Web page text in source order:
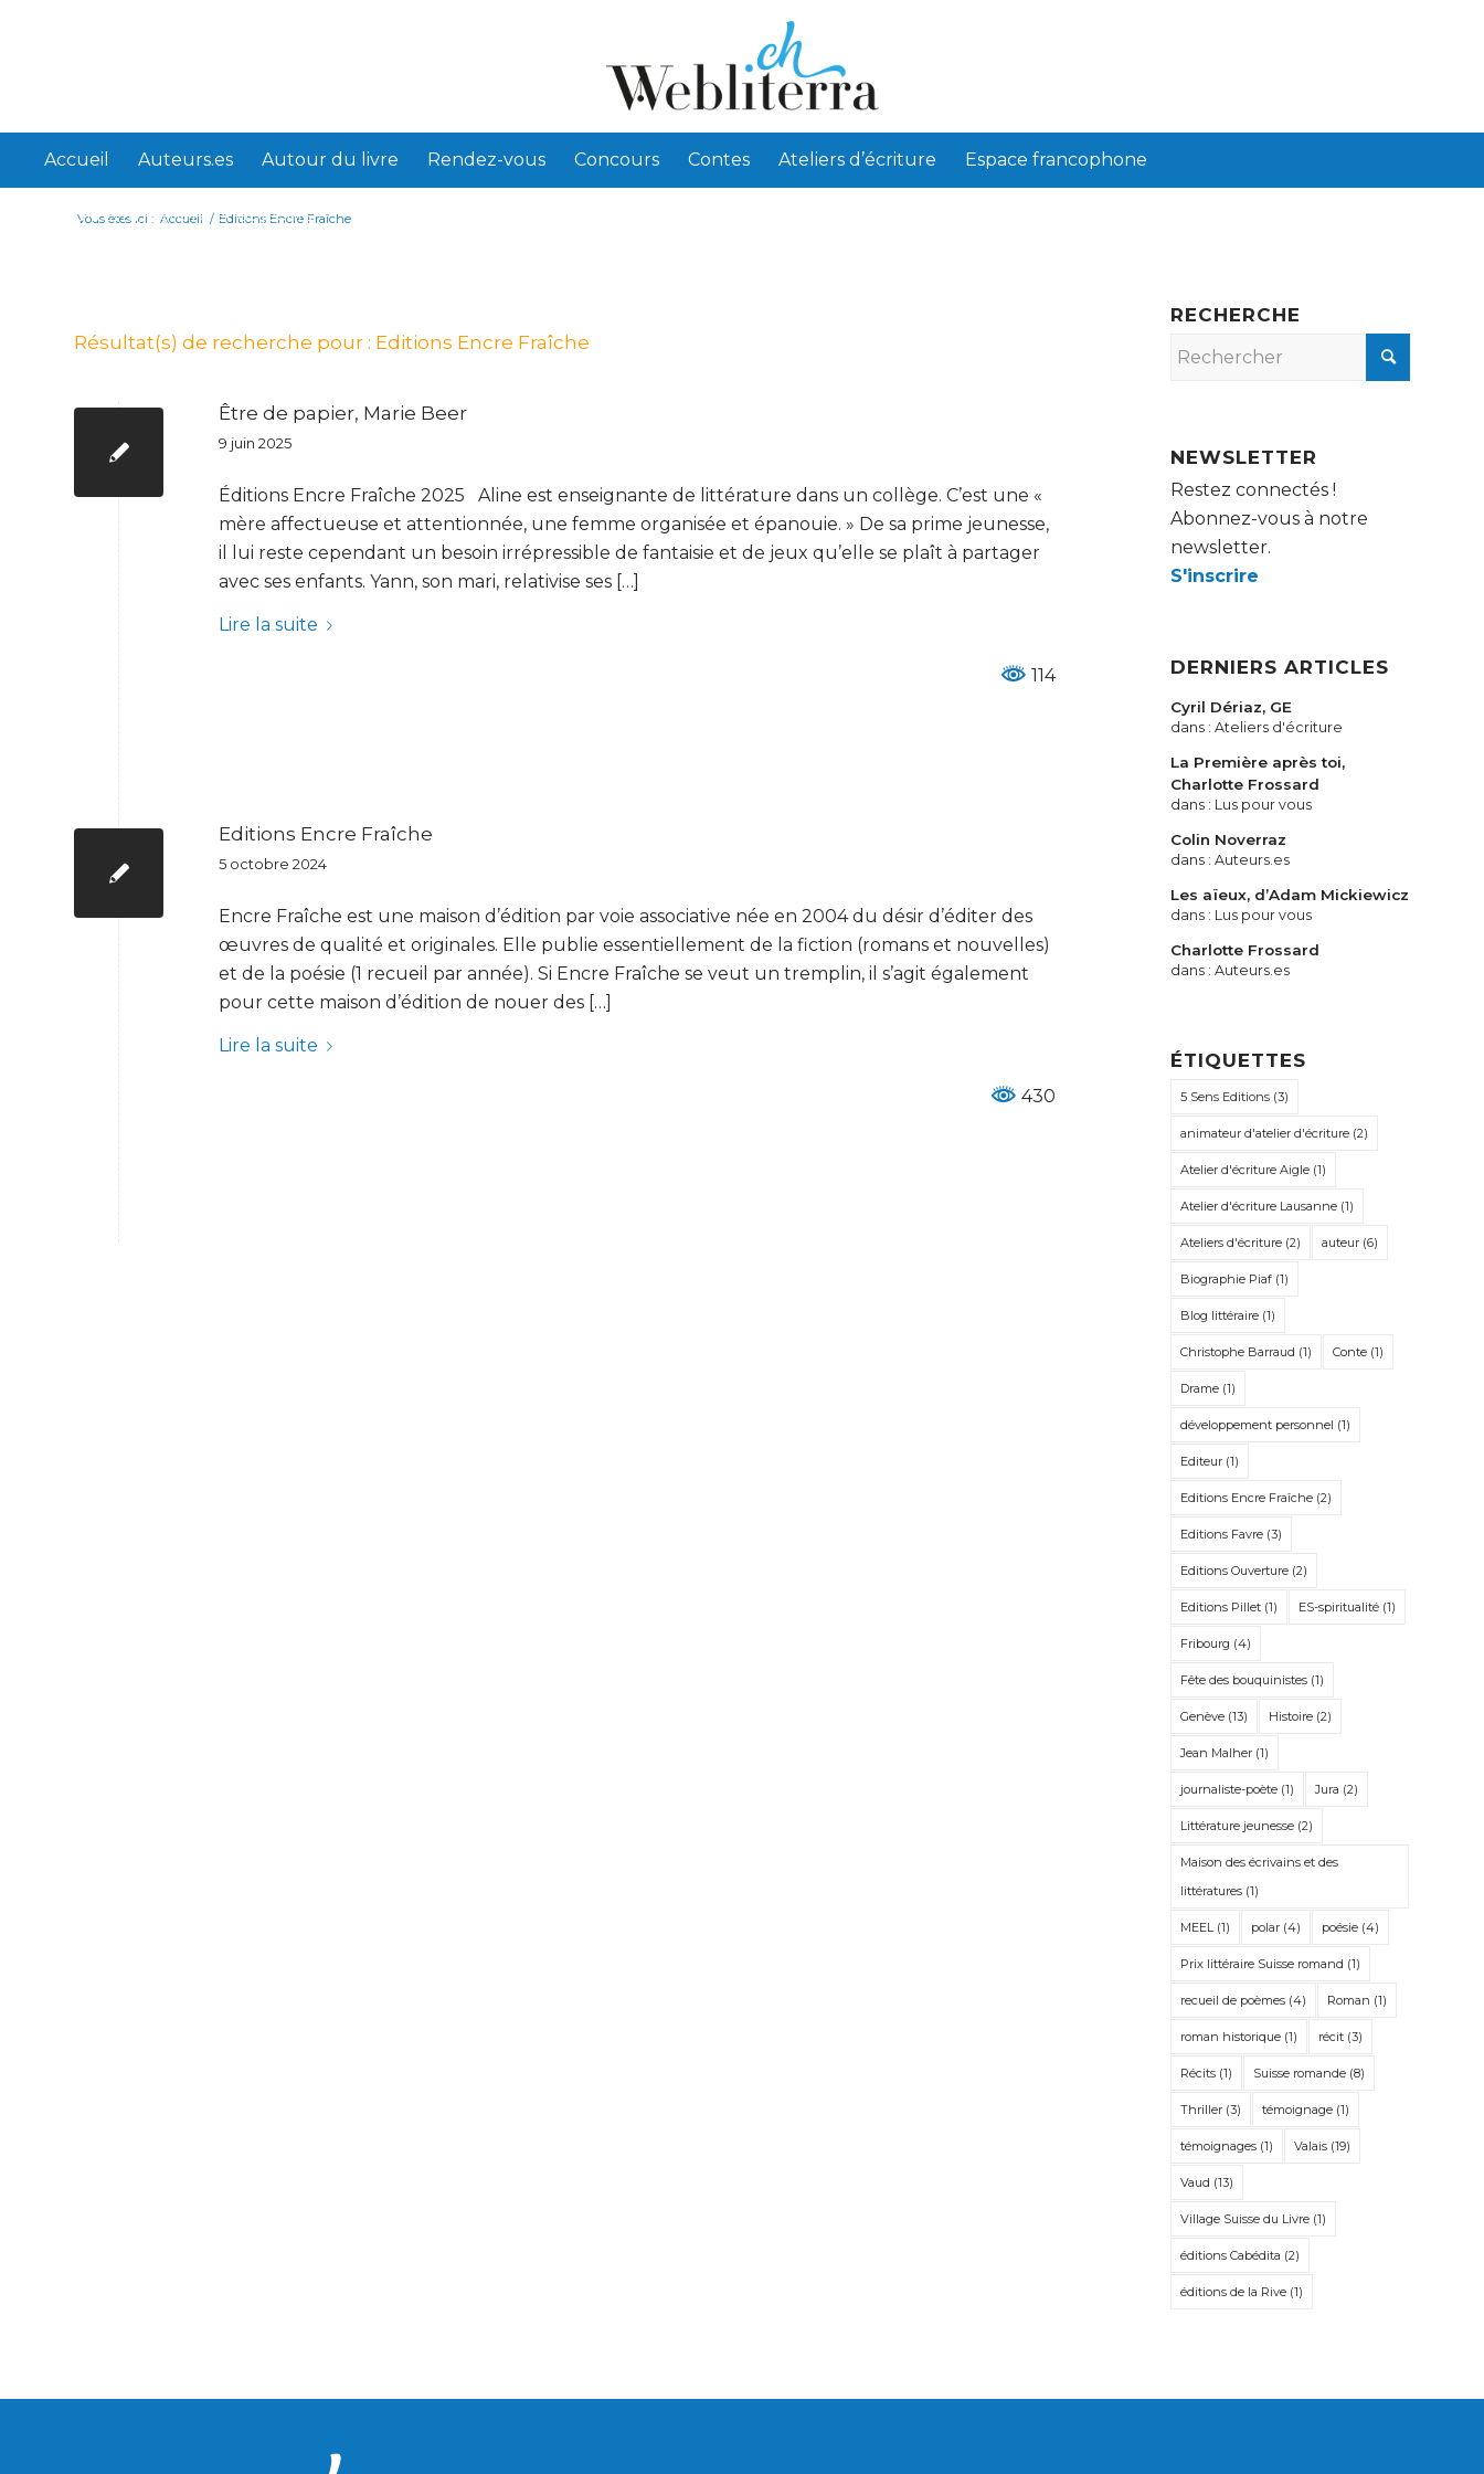
Accueil Auteurs.es Autour du livre Rendez-vous Concours Contes Ateliers d’écriture Espace francophone
Webliterra, histoire et objectifs
Vous êtes ici : Accueil / Editions Encre Fraîche
Résultat(s) de recherche pour : Editions Encre Fraîche
Être de papier, Marie Beer
9 juin 2025
Éditions Encre Fraîche 2025 Aline est enseignante de littérature dans un collège. C’est une «
mère affectueuse et attentionnée, une femme organisée et épanouie. » De sa prime jeunesse,
il lui reste cependant un besoin irrépressible de fantaisie et de jeux qu’elle se plaît à partager
avec ses enfants. Yann, son mari, relativise ses […]
Lire la suite
114
Editions Encre Fraîche
5 octobre 2024
Encre Fraîche est une maison d’édition par voie associative née en 2004 du désir d’éditer des
œuvres de qualité et originales. Elle publie essentiellement de la fiction (romans et nouvelles)
et de la poésie (1 recueil par année). Si Encre Fraîche se veut un tremplin, il s’agit également
pour cette maison d’édition de nouer des […]
Lire la suite
430
RECHERCHE
NEWSLETTER
Restez connectés !
Abonnez-vous à notre
newsletter.
S'inscrire
DERNIERS ARTICLES
Cyril Dériaz, GE
dans : Ateliers d'écriture
La Première après toi,
Charlotte Frossard
dans : Lus pour vous
Colin Noverraz
dans : Auteurs.es
Les aïeux, d’Adam Mickiewicz
dans : Lus pour vous
Charlotte Frossard
dans : Auteurs.es
ÉTIQUETTES
5 Sens Editions(3)
animateur d'atelier d'écriture(2)
Atelier d'écriture Aigle(1)
Atelier d'écriture Lausanne(1)
Ateliers d'écriture(2) auteur(6)
Biographie Piaf(1)
Blog littéraire(1)
Christophe Barraud (1) Conte(1)
Drame(1)
développement personnel (1)
Editeur(1)
Editions Encre Fraîche(2)
Editions Favre(3)
Editions Ouverture(2)
Editions Pillet(1) ES-spiritualité(1)
Fribourg (4)
Fête des bouquinistes(1)
Genève(13) Histoire(2)
Jean Malher(1)
journaliste-poète(1) Jura (2)
Littérature jeunesse(2)
Maison des écrivains et des
littératures(1)
MEEL(1) polar(4) poésie(4)
Prix littéraire Suisse romand (1)
recueil de poèmes(4) Roman (1)
roman historique(1) récit(3)
Récits(1) Suisse romande(8)
Thriller(3) témoignage(1)
témoignages(1) Valais(19)
Vaud (13)
Village Suisse du Livre(1)
éditions Cabédita (2)
éditions de la Rive(1)